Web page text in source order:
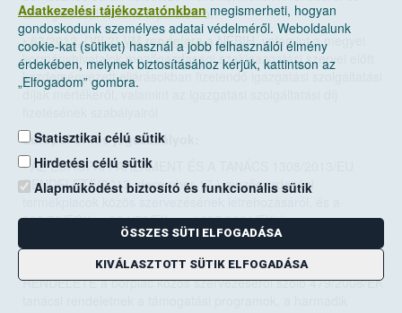
támogatással történő lepárlásáról
•63/2012. (VII.2) VM rendeletea NÉBIH, valamint a megyei
kormányhivatalok mezőgazdasági szakigazgatási szervei előtt
kezdeményezett eljárásokban fizetendő igazgatási szolgáltatási
díjak mértékéről, valamint az igazgatási szolgáltatási díj
Európai Uniós jogszabályok:
• AZ EURÓPAI PARLAMENT ÉS A TANÁCS 1308/2013/EU
RENDELETE(2013. december 17.) mezőgazdasági
922/72/EGK, a 234/79/EK, az 1037/2001/EK és az
1234/2007/EK tanácsi rendelet hatályon kívül helyezéséről
• A BIZOTTSÁG 2008. június 27.-én hozott 555/2008/EK
RENDELETE a borpiac közös szervezéséről szóló 479/2008/EK
Adatkezelési tájékoztatónkban megismerheti, hogyan
gondoskodunk személyes adatai védelméről. Weboldalunk
cookie-kat (sütiket) használ a jobb felhasználói élmény
érdekében, melynek biztosításához kérjük, kattintson az
„Elfogadom” gombra.
Statisztikai célú sütik
Hirdetési célú sütik
Alapműködést biztosító és funkcionális sütik
ÖSSZES SÜTI ELFOGADÁSA
KIVÁLASZTOTT SÜTIK ELFOGADÁSA